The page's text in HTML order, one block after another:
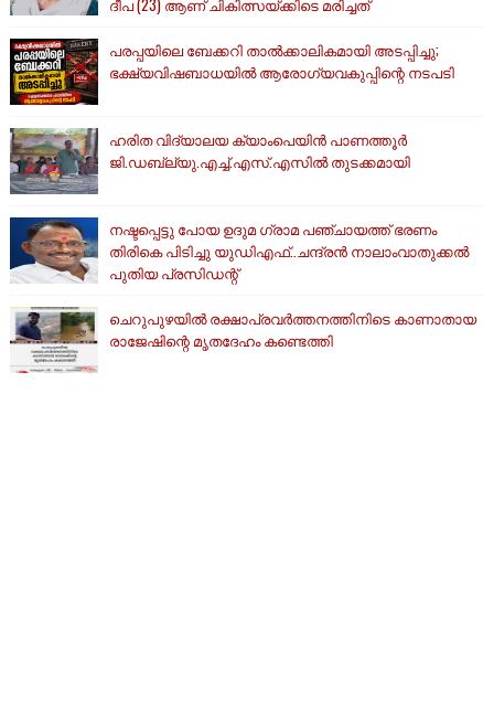
ദീപ (23) ആണ് ചികിത്സയ്ക്കിടെ മരിച്ചത്
പരപ്പയിലെ ബേക്കറി താൽക്കാലികമായി അടപ്പിച്ചു;
ഭക്ഷ്യവിഷബാധയിൽ ആരോഗ്യവകുപ്പിന്റെ നടപടി
ഹരിത വിദ്യാലയ ക്യാംപെയിൻ പാണത്തൂർ
ജി.ഡബ്ല്യു.എച്ച്.എസ്.എസിൽ തുടക്കമായി
നഷ്ടപ്പെട്ടു പോയ ഉദുമ ഗ്രാമ പഞ്ചായത്ത് ഭരണം
തിരികെ പിടിച്ചു യുഡിഎഫ്..ചന്ദ്രൻ നാലാംവാതുക്കൽ
പുതിയ പ്രസിഡന്റ്
ചെറുപുഴയിൽ രക്ഷാപ്രവർത്തനത്തിനിടെ കാണാതായ
രാജേഷിന്റെ മൃതദേഹം കണ്ടെത്തി